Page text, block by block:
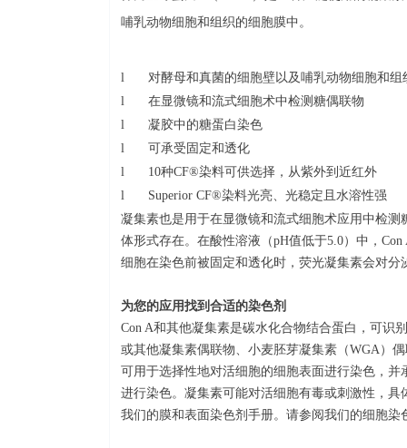
哺乳动物细胞和组织的细胞膜中。
l
对酵母和真菌的细胞壁以及哺乳动物细胞和
l
在显微镜和流式细胞术中检测糖偶联物
l
凝胶中的糖蛋白染色
l
可承受固定和透化
l
10种CF®染料可供选择，从紫外到近红外
l
Superior CF®染料光亮、光稳定且水溶性强
凝集素也是用于在显微镜和流式细胞术应用中检
体形式存在。在酸性溶液（pH值低于5.0）中， Con
细胞在染色前被固定和透化时，荧光凝集素会对
为您的应用找到合适的染色剂
Con A和其他凝集素是碳水化合物结合蛋白，可识
或其他凝集素偶联物、小麦胚芽凝集素（WGA）
可用于选择性地对活细胞的细胞表面进行染色，
进行染色。凝集素可能对活细胞有毒或刺激性，
我们的膜和表面染色剂手册。请参阅我们的细胞